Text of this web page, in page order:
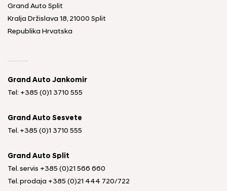
Grand Auto Split
Kralja Držislava 18, 21000 Split
Republika Hrvatska
Grand Auto Jankomir
Tel: +385 (0)1 3710 555
Grand Auto Sesvete
Tel. +385 (0)1 3710 555
Grand Auto Split
Tel. servis +385 (0)21 566 660
Tel. prodaja +385 (0)21 444 720/722